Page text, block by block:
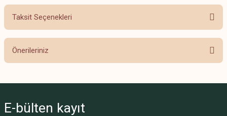
Bu ürüne ilk yorumu siz yapın!
Taksit Seçenekleri
Önerileriniz
Görüş ve önerileriniz için teşekkür ederiz.
E-bülten kayıt